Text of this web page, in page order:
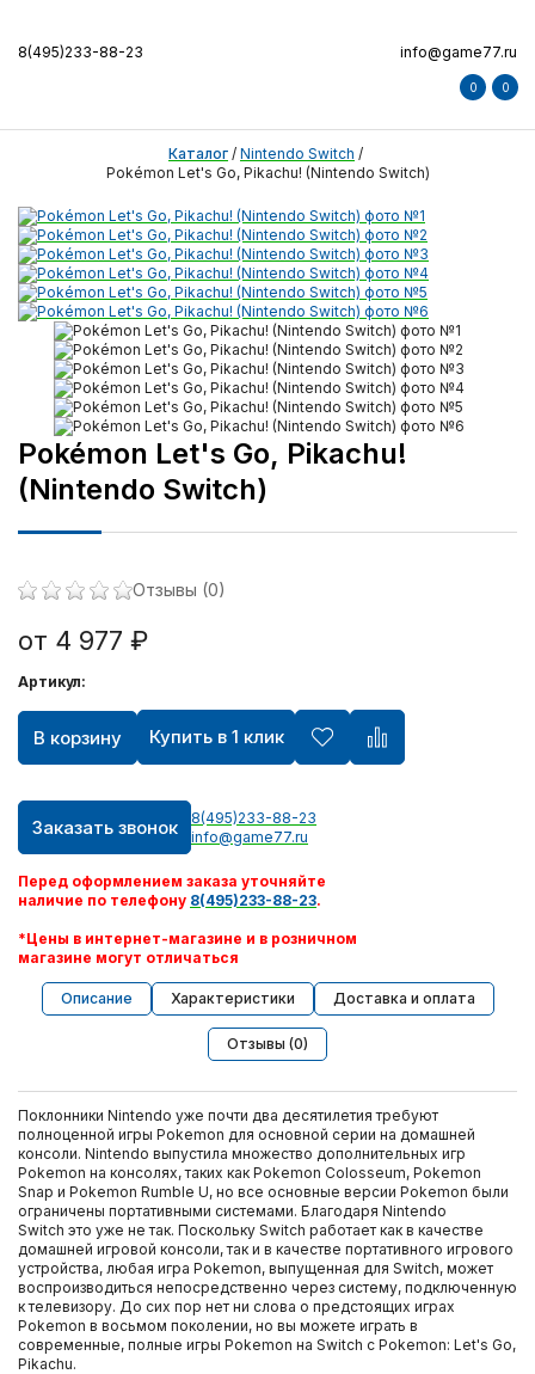
8(495)233-88-23 info@game77.ru
0 0
Каталог / Nintendo Switch /
Pokémon Let's Go, Pikachu! (Nintendo Switch)
Pokémon Let's Go, Pikachu!
(Nintendo Switch)
Отзывы (0)
от 4 977 ₽
Артикул:
В корзину Купить в 1 клик
Заказать звонок
8(495)233-88-23
info@game77.ru
Перед оформлением заказа уточняйте
наличие по телефону 8(495)233-88-23.
*Цены в интернет-магазине и в розничном
магазине могут отличаться
Описание Характеристики Доставка и оплата
Отзывы (0)
Поклонники Nintendo уже почти два десятилетия требуют
полноценной игры Pokemon для основной серии на домашней
консоли. Nintendo выпустила множество дополнительных игр
Pokemon на консолях, таких как Pokemon Colosseum, Pokemon
Snap и Pokemon Rumble U, но все основные версии Pokemon были
ограничены портативными системами. Благодаря Nintendo
Switch это уже не так. Поскольку Switch работает как в качестве
домашней игровой консоли, так и в качестве портативного игрового
устройства, любая игра Pokemon, выпущенная для Switch, может
воспроизводиться непосредственно через систему, подключенную
к телевизору. До сих пор нет ни слова о предстоящих играх
Pokemon в восьмом поколении, но вы можете играть в
современные, полные игры Pokemon на Switch с Pokemon: Let's Go,
Pikachu.